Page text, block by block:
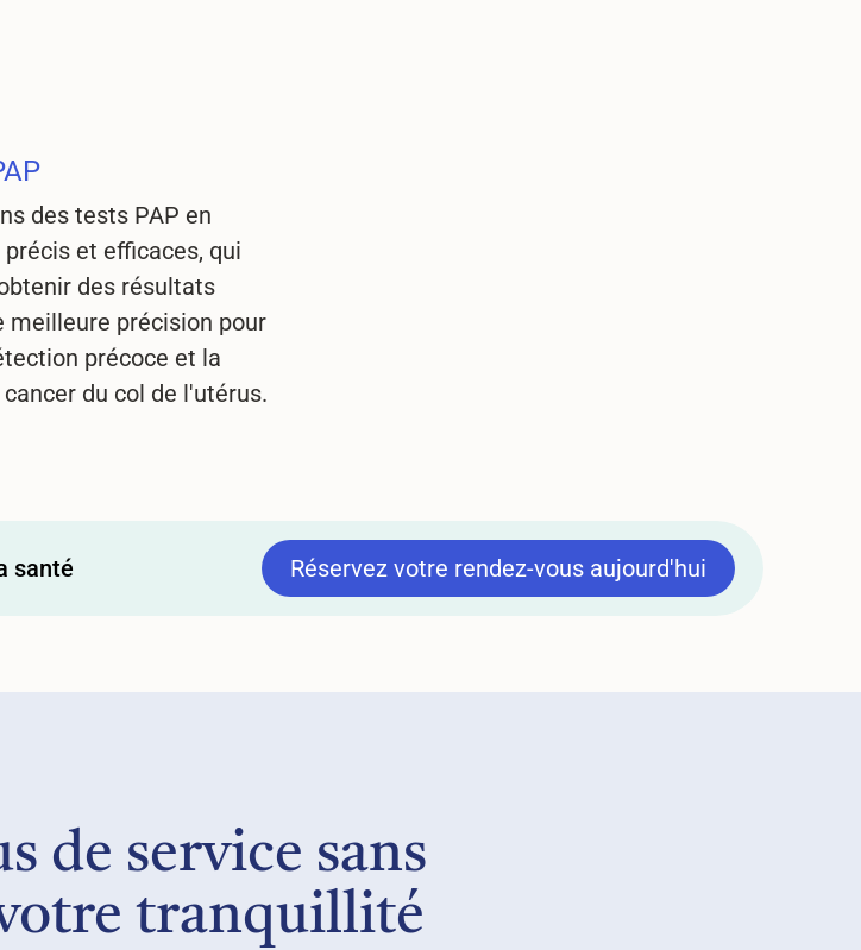
des tests PAP en
et efficaces, qui
des résultats
meilleure précision pour
précoce et la
du col de l'utérus.
santé
Réservez votre rendez-vous aujourd'hui
Réservez votre rendez-vous aujourd'hui
de service sans
tranquillité